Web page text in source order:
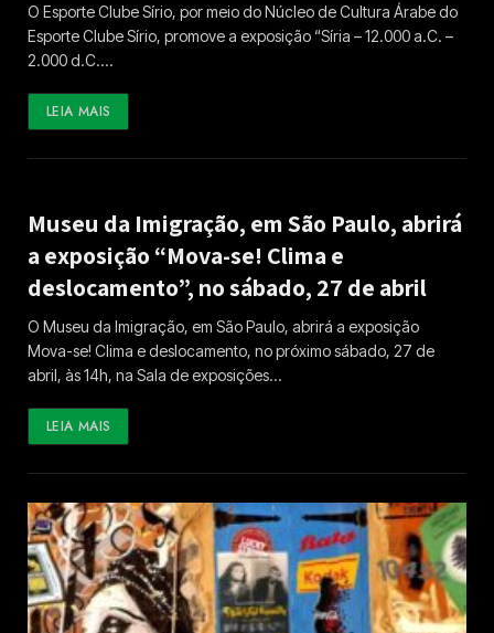
O Esporte Clube Sírio, por meio do Núcleo de Cultura Árabe do
Esporte Clube Sírio, promove a exposição “Síria – 12.000 a.C. –
2.000 d.C.…
LEIA MAIS
Museu da Imigração, em São Paulo, abrirá
a exposição “Mova-se! Clima e
deslocamento”, no sábado, 27 de abril
O Museu da Imigração, em São Paulo, abrirá a exposição
Mova-se! Clima e deslocamento, no próximo sábado, 27 de
abril, às 14h, na Sala de exposições…
LEIA MAIS